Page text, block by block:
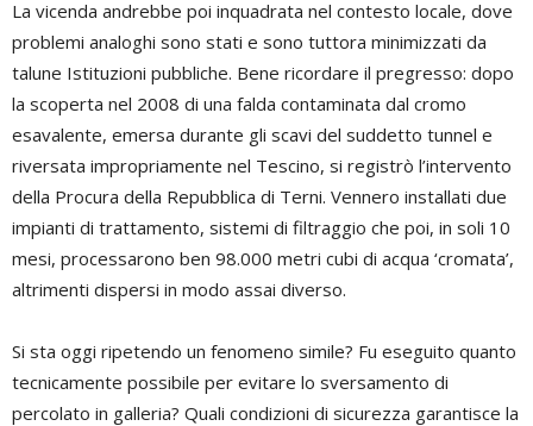
La vicenda andrebbe poi inquadrata nel contesto locale, dove
problemi analoghi sono stati e sono tuttora minimizzati da
talune Istituzioni pubbliche. Bene ricordare il pregresso: dopo
la scoperta nel 2008 di una falda contaminata dal cromo
esavalente, emersa durante gli scavi del suddetto tunnel e
riversata impropriamente nel Tescino, si registrò l’intervento
della Procura della Repubblica di Terni. Vennero installati due
impianti di trattamento, sistemi di filtraggio che poi, in soli 10
mesi, processarono ben 98.000 metri cubi di acqua ‘cromata’,
altrimenti dispersi in modo assai diverso.
Si sta oggi ripetendo un fenomeno simile? Fu eseguito quanto
tecnicamente possibile per evitare lo sversamento di
percolato in galleria? Quali condizioni di sicurezza garantisce la